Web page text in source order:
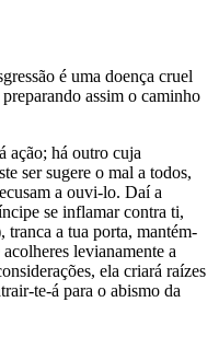
é uma doença cruel
assim o caminho
ação; há outro cuja
ser sugere o mal a todos,
a ouvi-lo. Daí a
se inflamar contra ti,
tranca a tua porta, mantém-
levianamente a
ela criará raízes
te-á para o abismo da